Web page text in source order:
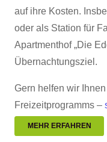
auf ihre Kosten.
oder als Station für
Apartmenthof „Die
Übernachtungsziel.
Gern helfen wir
Freizeitprogramms –
MEHR ERFAHREN